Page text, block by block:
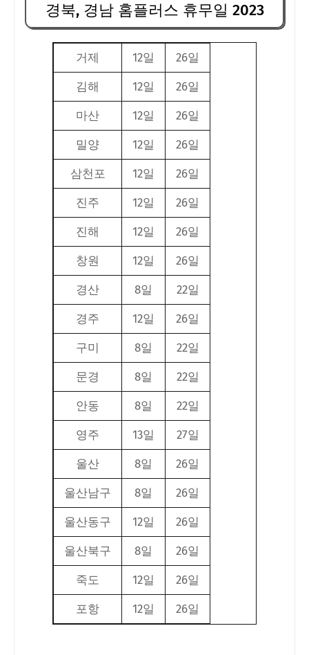
경북, 경남 홈플러스 휴무일 2023
거제 12일
26일
김해
12일
26일
마산
12일
26일
밀양
12일
26일
삼천포
12일
26일
진주
12일
26일
진해
12일
26일
창원
12일
26일
경산
8일
22일
경주
12일
26일
구미
8일
22일
문경
8일
22일
안동
8일
22일
영주
13일
27일
울산
8일
26일
울산남구
8일
26일
울산동구
12일
26일
울산북구
8일
26일
죽도
12일
26일
포항
12일 26일